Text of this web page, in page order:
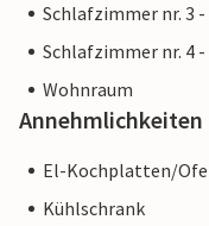
Schlafzimmer nr. 3
Schlafzimmer nr. 4
Wohnraum
Annehmlichkeiten
El-Kochplatten/
Kühlschrank